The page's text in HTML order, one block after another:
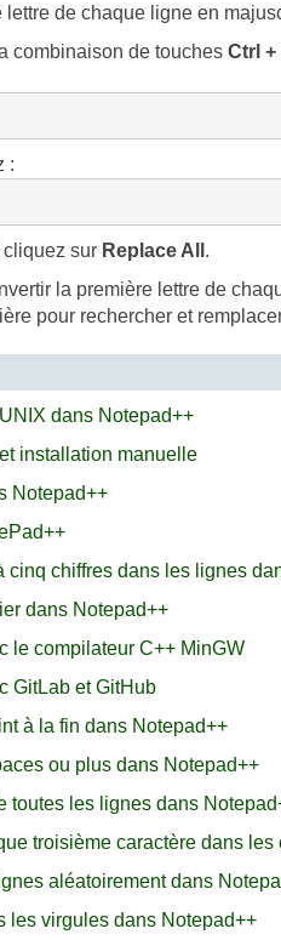
de chaque ligne en
combinaison de touches Ctrl +
:
cliquez sur Replace All .
la première lettre de
pour rechercher et
dans Notepad++
installation manuelle
Notepad++
chiffres dans les lignes
dans Notepad++
le compilateur C++ MinGW
GitLab et GitHub
à la fin dans Notepad++
ou plus dans Notepad++
toutes les lignes dans
troisième caractère dans
aléatoirement dans
les virgules dans Notepad++